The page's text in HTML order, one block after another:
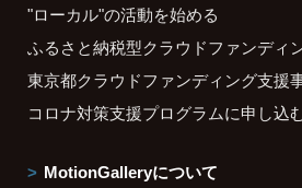
"ローカル"の活動を始める
ふるさと納税型クラウドファンディ
東京都クラウドファンディング支援
コロナ対策支援プログラムに申し込
MotionGalleryについて